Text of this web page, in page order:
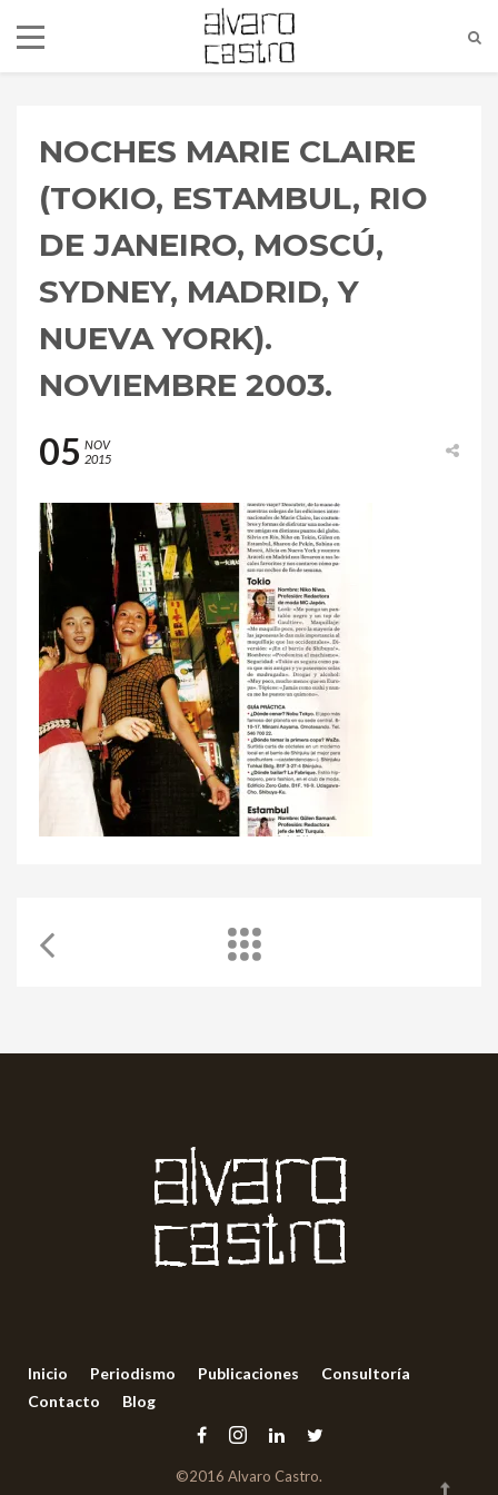
NOCHES MARIE CLAIRE
(TOKIO, ESTAMBUL, RIO
DE JANEIRO, MOSCÚ,
SYDNEY, MADRID, Y
NUEVA YORK).
NOVIEMBRE 2003.
05 NOV
2015
Inicio Periodismo Publicaciones
Consultoría
Contacto
Blog
©2016 Alvaro Castro.